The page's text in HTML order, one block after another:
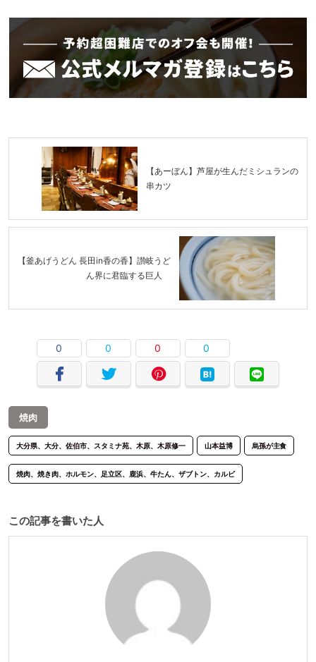
【あーぼん】芦屋が生んだミシュランの
串カツ
【釜あげうどん 長田in香の香】讃岐うど
ん界に君臨する巨人
0 0 0 0
焼肉
大分県、大分、佐伯市、スタミナ苑、木原、木原修一 山本益博 烏孫が主食
焼肉、焼き肉、ホルモン、足立区、鹿浜、牛たん、ザブトン、カルビ
この記事を書いた人